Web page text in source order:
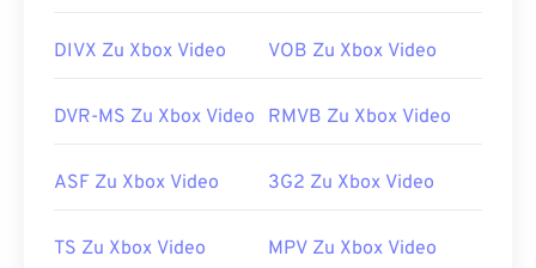
DIVX Zu Xbox Video VOB Zu Xbox Video
DVR-MS Zu Xbox Video RMVB Zu Xbox Video
ASF Zu Xbox Video 3G2 Zu Xbox Video
TS Zu Xbox Video MPV Zu Xbox Video